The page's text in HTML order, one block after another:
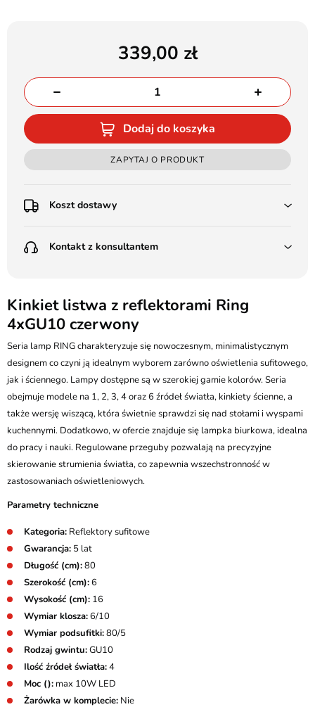
339,00
Dodaj do koszyka
ZAPYTAJ O PRODUKT
Koszt dostawy
Poczta Polska Kurier 48H - 11 zł
(od 1000 zł dla gabarytów, nie dotyczy produktów 3m)
Pobranie:
Poczta Polska Kurier 48H - 16 zł
Kurier GLS - 20 zł
Przesyłka Gabarytowa - 35 zł
Kontakt z konsultantem
Batalionów Chłopskich 12, 94-058 Łódź
506 336 320
kontakt@ledstyl.pl
Kinkiet listwa z reflektorami Ring
4xGU10 czerwony
Seria lamp RING charakteryzuje się nowoczesnym, minimalistycznym
designem co czyni ją idealnym wyborem zarówno oświetlenia sufitowego,
jak i ściennego. Lampy dostępne są w szerokiej gamie kolorów. Seria
obejmuje modele na 1, 2, 3, 4 oraz 6 źródeł światła, kinkiety ścienne, a
także wersję wiszącą, która świetnie sprawdzi się nad stołami i wyspami
kuchennymi. Dodatkowo, w ofercie znajduje się lampka biurkowa, idealna
do pracy i nauki. Regulowane przeguby pozwalają na precyzyjne
skierowanie strumienia światła, co zapewnia wszechstronność w
zastosowaniach oświetleniowych.
Parametry techniczne
Kategoria: Reflektory sufitowe
Gwarancja: 5 lat
Długość (cm):80
Szerokość (cm):6
Wysokość (cm): 16
Wymiar klosza:6/10
Wymiar podsufitki:80/5
Rodzaj gwintu:GU10
Ilość źródeł światła:4
Moc (): max 10W LED
Żarówka w komplecie: Nie